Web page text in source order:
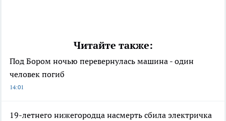
Читайте также:
Под Бором ночью перевернулась машина - один
человек погиб
14:01
19-летнего нижегородца насмерть сбила электричка